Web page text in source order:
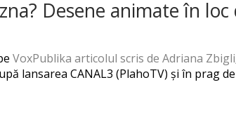
Desene animate în loc
VoxPublika articolul scris de Adriana Zbigli
lansarea CANAL3 (PlahoTV) și în prag